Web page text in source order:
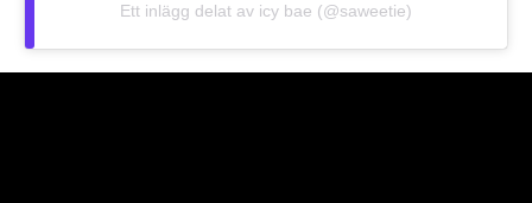
Ett inlägg delat av icy bae (@saweetie)